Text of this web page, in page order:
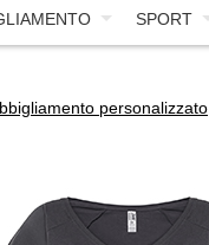
SPORT
personalizzato